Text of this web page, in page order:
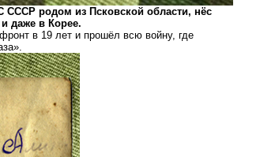
СССР родом из Псковской области, нёс
даже в Корее.
в 19 лет и прошёл всю войну, где